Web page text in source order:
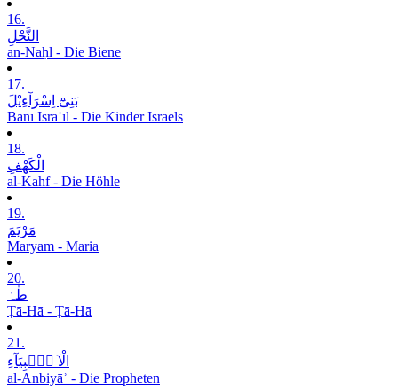
16.
النَّحْلِ
an-Naḥl - Die Biene
17.
بَنِیْٓ اِسْرَآءِیْلَ
Banī Isrāʾīl - Die Kinder Israels
18.
الْکَھْفِ
al-Kahf - Die Höhle
19.
مَرْیَمَ
Maryam - Maria
20.
طٰہٰ
Ṭā-Hā - Ṭā-Hā
21.
الْاَ نۡۢبِیَآءِ
al-Anbiyāʾ - Die Propheten